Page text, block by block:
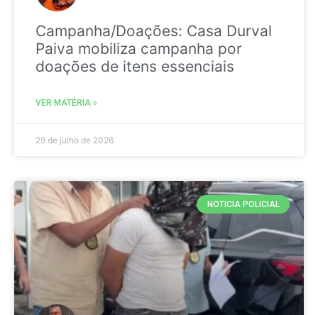
Campanha/Doações: Casa Durval
Paiva mobiliza campanha por
doações de itens essenciais
VER MATÉRIA »
29 de julho de 2026
NOTICIA POLICIAL